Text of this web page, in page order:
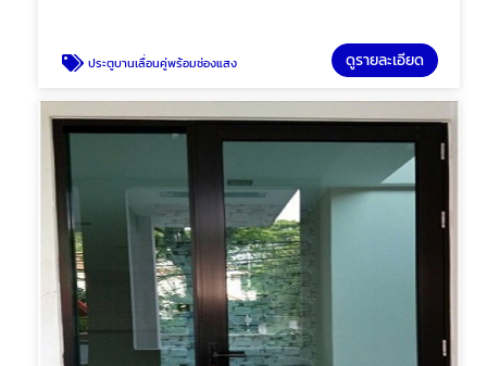
ประตูบานเลื่อนคู่พร้อมช่องแสง ดูรายละเอียด